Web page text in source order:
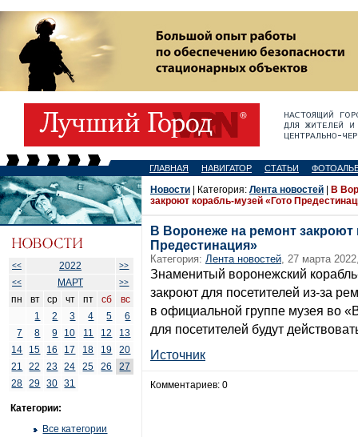
ГЛАВНАЯ НАВИГАТОР СТАТЬИ
<< 2022
>>
<<
МАРТ >>
пн вт ср чт пт сб
вс
1
2 3 4 5
6
7
8 9 10 11 12
13
14
15 16 17 18 19
20
21
22 23 24 25 26
27
28
29 30 31
Категории:
Все категории
Новости | Категория: Лента новостей
В
закроют корабль-музей «Гото
В Воронеже на ремонт закроют
Предестинация»
Категория: Лента новостей, 27 марта
Знаменитый воронежский
закроют для посетителей из-за
в официальной группе музея во
для посетителей будут
Источник
Комментариев: 0